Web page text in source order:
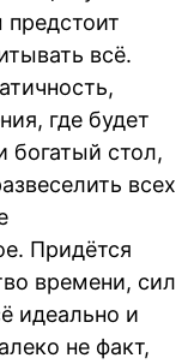
всё.
где будет
богатый стол,
всех
Придётся
времени, сил
идеально и
не факт,